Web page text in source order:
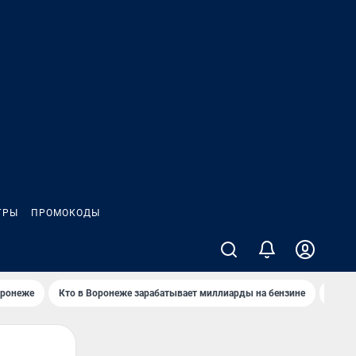
ПРОМОКОДЫ
Кто в Воронеже зарабатывает миллиарды на бензине